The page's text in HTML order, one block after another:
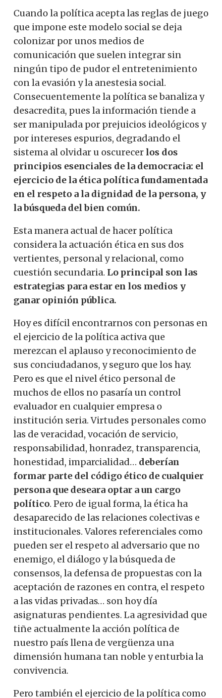
Cuando la política acepta las reglas de juego
que impone este modelo social se deja
colonizar por unos medios de
comunicación que suelen integrar sin
ningún tipo de pudor el entretenimiento
con la evasión y la anestesia social.
Consecuentemente la política se banaliza y
desacredita, pues la información tiende a
ser manipulada por prejuicios ideológicos y
por intereses espurios, degradando el
sistema al olvidar u oscurecer los dos
principios esenciales de la democracia: el
ejercicio de la ética política fundamentada
en el respeto a la dignidad de la persona, y
la búsqueda del bien común.
Esta manera actual de hacer política
considera la actuación ética en sus dos
vertientes, personal y relacional, como
cuestión secundaria. Lo principal son las
estrategias para estar en los medios y
ganar opinión pública.
Hoy es difícil encontrarnos con personas en
el ejercicio de la política activa que
merezcan el aplauso y reconocimiento de
sus conciudadanos, y seguro que los hay.
Pero es que el nivel ético personal de
muchos de ellos no pasaría un control
evaluador en cualquier empresa o
institución seria. Virtudes personales como
las de veracidad, vocación de servicio,
responsabilidad, honradez, transparencia,
honestidad, imparcialidad… deberían
formar parte del código ético de cualquier
persona que deseara optar a un cargo
político. Pero de igual forma, la ética ha
desaparecido de las relaciones colectivas e
institucionales. Valores referenciales como
pueden ser el respeto al adversario que no
enemigo, el diálogo y la búsqueda de
consensos, la defensa de propuestas con la
aceptación de razones en contra, el respeto
a las vidas privadas… son hoy día
asignaturas pendientes. La agresividad que
tiñe actualmente la acción política de
nuestro país llena de vergüenza una
dimensión humana tan noble y enturbia la
convivencia.
Pero también el ejercicio de la política como